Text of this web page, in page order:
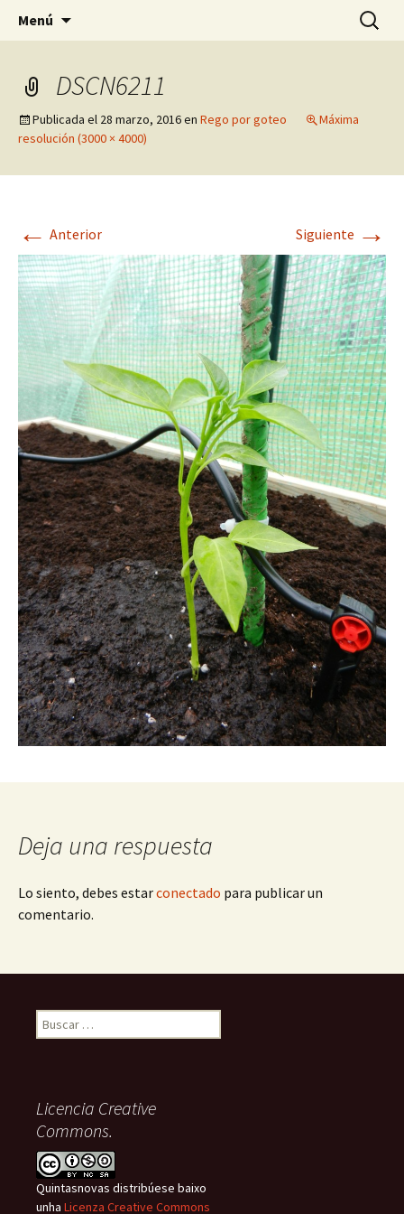
Quintasnovas
Pagina sobre licores,viño, cervexa, sidra,
receitas, fotografia, agricultura, informatica,
linux e outras afeccións
Menú Buscar:
DSCN6211
Publicada el 28 marzo, 2016en Rego por goteo
Máxima
resolución (3000 × 4000)
← Anterior Siguiente →
Deja una respuesta
Lo siento, debes estarconectado para publicar un
comentario.
Buscar:
Licencia Creative
Commons.
Quintasnovas distribúese baixo
unha Licenza Creative Commons